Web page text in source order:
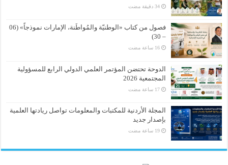
فصول من كتاب «الوطنيّة والمُواطَنة، الإمارات نموذجاً» (06
– 30)
الدوحة تحتضن المؤتمر العلمي الدولي الرابع للمسؤولية
المجتمعية 2026
المجلة الأردنية للمكتبات والمعلومات تواصل ريادتها العلمية
بإصدار جديد